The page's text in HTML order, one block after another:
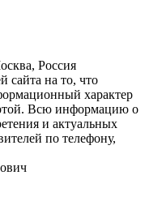
Россия
сайта на то, что
характер
Всю информацию о
и актуальных
по телефону,